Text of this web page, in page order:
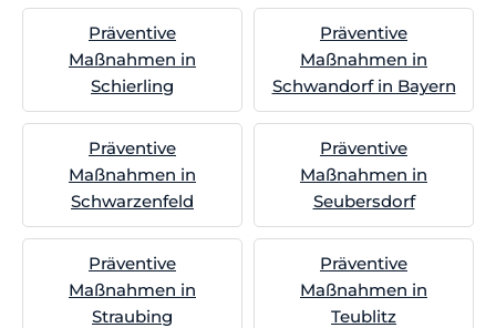
Präventive
Maßnahmen in
Schierling
Präventive
Maßnahmen in
Schwandorf in Bayern
Präventive
Maßnahmen in
Schwarzenfeld
Präventive
Maßnahmen in
Seubersdorf
Präventive
Maßnahmen in
Straubing
Präventive
Maßnahmen in
Teublitz